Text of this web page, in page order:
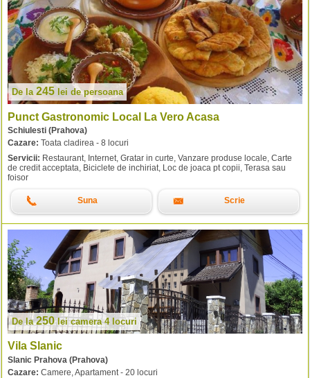
De la 245 lei de persoana
Punct Gastronomic Local La Vero Acasa
Schiulesti (Prahova)
Cazare: Toata cladirea - 8 locuri
Servicii: Restaurant, Internet, Gratar in curte, Vanzare produse locale, Carte
de credit acceptata, Biciclete de inchiriat, Loc de joaca pt copii, Terasa sau
foisor
Suna Scrie
De la250leicamera 4 locuri
Vila Slanic
Slanic Prahova (Prahova)
Cazare: Camere, Apartament - 20 locuri